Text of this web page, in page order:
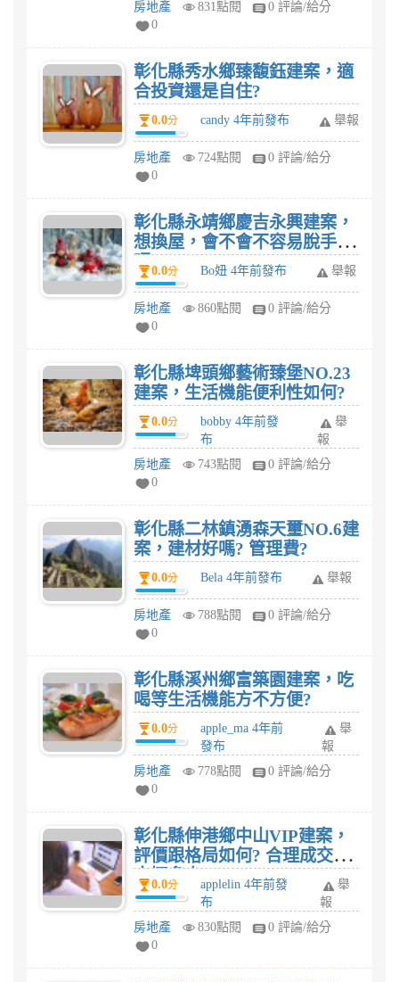
房地產 831點閱
0 評論/給分
0
彰化縣秀水鄉臻馥鈺建案，適
合投資還是自住?
0.0分 candy 4年前發布 舉報
房地產 724點閱
0 評論/給分
0
彰化縣永靖鄉慶吉永興建案，
想換屋，會不會不容易脫手
呢?0.0分 Bo妞 4年前發布 舉報
房地產 860點閱
0 評論/給分
0
彰化縣埤頭鄉藝術臻堡NO.23
建案，生活機能便利性如何?
0.0分
bobby 4年前發
布
舉
報
房地產
743點閱
0 評論/給分
0
彰化縣二林鎮湧森天璽NO.6建
案，建材好嗎? 管理費?
0.0分 Bela 4年前發布 舉報
房地產 788點閱
0 評論/給分
0
彰化縣溪州鄉富築園建案，吃
喝等生活機能方不方便?
0.0分
apple_ma 4年前
發布
舉
報
房地產
778點閱
0 評論/給分
0
彰化縣伸港鄉中山VIP建案，
評價跟格局如何? 合理成交價
大概多少?
0.0分
applelin 4年前發
布
舉
報
房地產
830點閱
0 評論/給分
0